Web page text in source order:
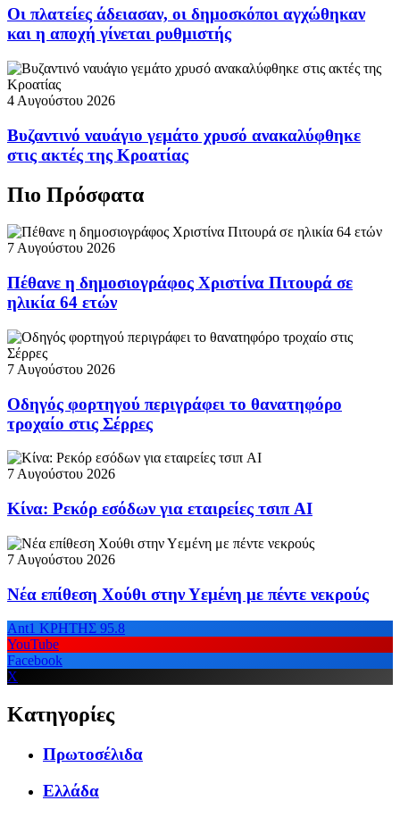
Οι πλατείες άδειασαν, οι δημοσκόποι αγχώθηκαν
και η αποχή γίνεται ρυθμιστής
4 Αυγούστου 2026
Βυζαντινό ναυάγιο γεμάτο χρυσό ανακαλύφθηκε
στις ακτές της Κροατίας
Πιο Πρόσφατα
7 Αυγούστου 2026
Πέθανε η δημοσιογράφος Χριστίνα Πιτουρά σε
ηλικία 64 ετών
7 Αυγούστου 2026
Οδηγός φορτηγού περιγράφει το θανατηφόρο
τροχαίο στις Σέρρες
7 Αυγούστου 2026
Κίνα: Ρεκόρ εσόδων για εταιρείες τσιπ AI
7 Αυγούστου 2026
Νέα επίθεση Χούθι στην Υεμένη με πέντε νεκρούς
Ant1 ΚΡΗΤΗΣ 95.8
YouTube
Facebook
X
Κατηγορίες
Πρωτοσέλιδα
Ελλάδα